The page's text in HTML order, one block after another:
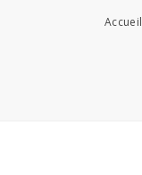
Accueil